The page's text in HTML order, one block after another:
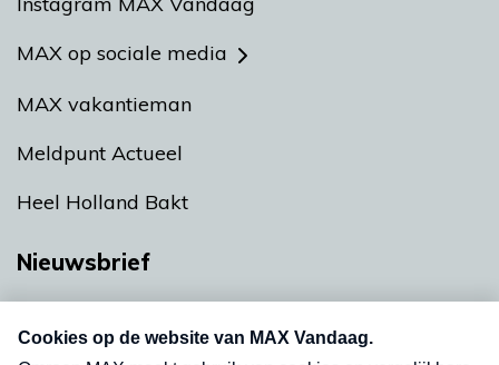
MAX op sociale media
MAX vakantieman
Meldpunt Actueel
Heel Holland Bakt
Nieuwsbrief
nieuwsbrief. Elke vrijdag- en dinsdagochtend in